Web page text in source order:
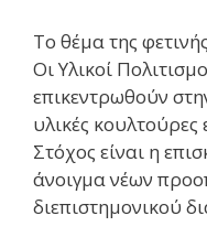
Το θέμα της
Οι Υλικοί
επικεντρωθούν
υλικές κουλτούρες
Στόχος είναι η
άνοιγμα νέων
διεπιστημονικού